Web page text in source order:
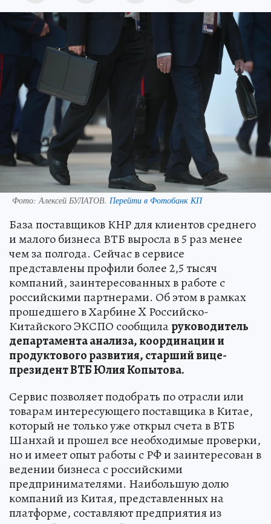
Фото: Алексей БУЛАТОВ. Перейти в Фотобанк КП
База поставщиков КНР для клиентов среднего
и малого бизнеса ВТБ выросла в 5 раз менее
чем за полгода. Сейчас в сервисе
представлены профили более 2,5 тысяч
компаний, заинтересованных в работе с
российскими партнерами. Об этом в рамках
прошедшего в Харбине X Российско-
Китайского ЭКСПО сообщиларуководитель
департамента анализа, координации и
продуктового развития, старший вице-
президент ВТБ Юлия Копытова.
Сервис позволяет подобрать по отрасли или
товарам интересующего поставщика в Китае,
который не только уже открыл счета в ВТБ
Шанхай и прошел все необходимые проверки,
но и имеет опыт работы с РФ и заинтересован в
ведении бизнеса с российскими
предпринимателями. Наибольшую долю
компаний из Китая, представленных на
платформе, составляют предприятия из